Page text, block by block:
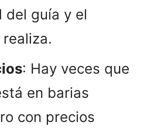
del guía y el
: Hay veces que
en barias
con precios